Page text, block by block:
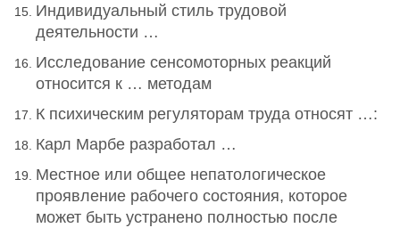
Индивидуальный стиль трудовой
деятельности …
Исследование сенсомоторных реакций
относится к … методам
К психическим регуляторам труда относят …:
Карл Марбе разработал …
Местное или общее непатологическое
проявление рабочего состояния, которое
может быть устранено полностью после